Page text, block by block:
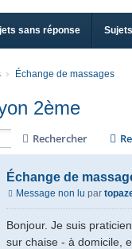
sans réponse
Échange de massages
2ème
Rechercher
Échange de
Message non lu par
Bonjour. Je suis
sur chaise - à domicile,